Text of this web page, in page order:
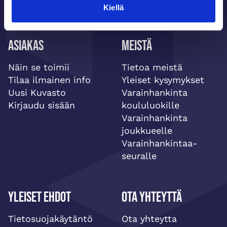
Kiellä
Asiakas
Näin se toimii
Tilaa ilmainen info
Uusi Kuvasto
Kirjaudu sisään
Meistä
Tietoa meistä
Yleiset kysymykset
Varainhankinta
koululuokille
Varainhankinta
joukkueelle
Varainhankintaa-
seuralle
Yleiset ehdot
Tietosuojakäytäntö
Ota yhteyttä
Ota yhteytta